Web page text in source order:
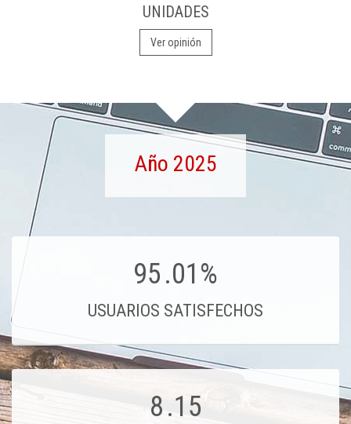
UNIDADES
Ver opinión
Año 2025
95.01%
USUARIOS SATISFECHOS
8.15